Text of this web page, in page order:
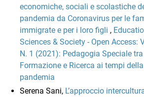
economiche, sociali e scolastiche
pandemia da Coronavirus per le
immigrate e per i loro figli ,
Sciences & Society - Open Access:
N. 1 (2021): Pedagogia Speciale tra
Formazione e Ricerca ai tempi della
pandemia
Serena Sani, L’approccio